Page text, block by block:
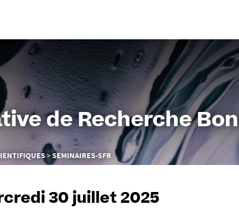
de Recherche
SEMINAIRES-SFR
30 juillet 2025